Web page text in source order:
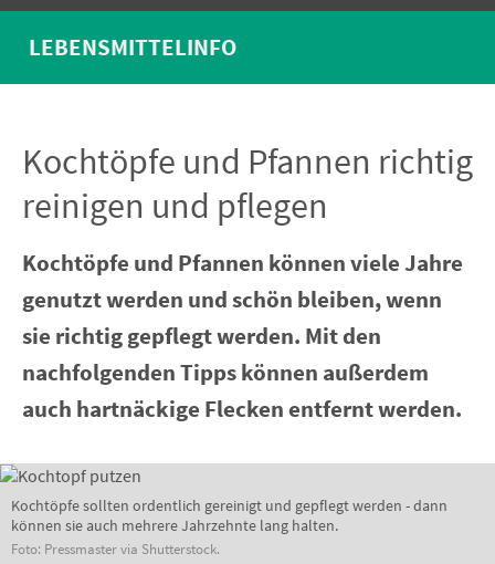
LEBENSMITTELINFO
Kochtöpfe und Pfannen richtig
reinigen und pflegen
Kochtöpfe und Pfannen können viele Jahre
genutzt werden und schön bleiben, wenn
sie richtig gepflegt werden. Mit den
nachfolgenden Tipps können außerdem
auch hartnäckige Flecken entfernt werden.
Kochtöpfe sollten ordentlich gereinigt und gepflegt werden - dann
können sie auch mehrere Jahrzehnte lang halten.
Foto: Pressmaster via Shutterstock.